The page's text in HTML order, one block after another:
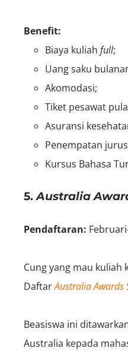
Benefit:
Biaya kuliah full;
Uang saku
Akomodasi;
Tiket pesawat
Asuransi
Penempatan
Kursus Bahasa
5.Australia
Pendaftaran:
Cung yang mau kuliah
DaftarAustralia Awards
Beasiswa ini
Australia kepada